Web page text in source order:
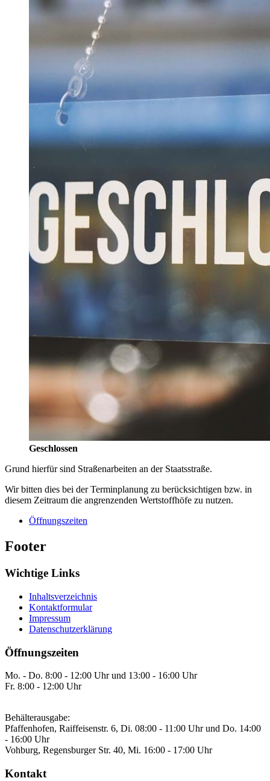
Geschlossen
Grund hierfür sind Straßenarbeiten an der Staatsstraße.
Wir bitten dies bei der Terminplanung zu berücksichtigen bzw. in
diesem Zeitraum die angrenzenden Wertstoffhöfe zu nutzen.
Öffnungszeiten
Footer
Wichtige Links
Inhaltsverzeichnis
Kontaktformular
Impressum
Datenschutzerklärung
Öffnungszeiten
Mo. - Do. 8:00 - 12:00 Uhr und 13:00 - 16:00 Uhr
Fr. 8:00 - 12:00 Uhr
Behälterausgabe:
Pfaffenhofen, Raiffeisenstr. 6, Di. 08:00 - 11:00 Uhr und Do. 14:00
- 16:00 Uhr
Vohburg, Regensburger Str. 40, Mi. 16:00 - 17:00 Uhr
Kontakt